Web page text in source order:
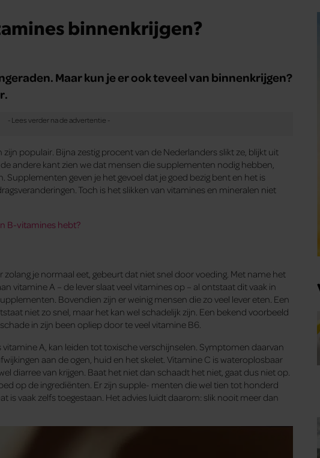
binnenkrijgen?
Maar kun je er ook teveel van binnenkrijgen?
populair. Bijna zestig procent van de Nederlanders slikt ze, blijkt uit
andere kant zien we dat mensen die supplementen nodig hebben,
Supplementen geven je het gevoel dat je goed bezig bent en het is
Toch is het slikken van vitamines en mineralen niet
B-vitamines hebt?
zolang je normaal eet, gebeurt dat niet snel door voeding. Met name het
vitamine A – de lever slaat veel vitamines op – al ontstaat dit vaak in
Bovendien zijn er weinig mensen die zo veel lever eten. Een
niet zo snel, maar het kan wel schadelijk zijn. Een bekend voorbeeld
in zijn been opliep door te veel vitamine B6.
A, kan leiden tot toxische verschijnselen. Symptomen daarvan
aan de ogen, huid en het skelet. Vitamine C is wateroplosbaar
diarree van krijgen. Baat het niet dan schaadt het niet, gaat dus niet op.
op de ingrediënten. Er zijn supple- menten die wel tien tot honderd
is vaak zelfs toegestaan. Het advies luidt daarom: slik nooit meer dan